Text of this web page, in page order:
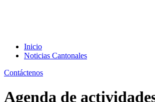
Inicio
Noticias Cantonales
Contáctenos
Agenda de